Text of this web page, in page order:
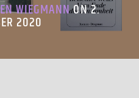
WIEGMANNON 2.
2020